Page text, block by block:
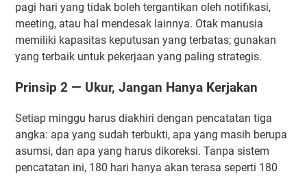
3. Satu Outreach Jaringan per Hari
4. Review Metrik Setiap Pagi
5. Tidur Cukup dan Bergerak
Mengatasinya)
Co-Founder atau Anggota Tim Kunci Mengundurkan Diri
Produk Tidak Mendapatkan Traksi yang Diharapkan
Runway Habis Sebelum Deal Selesai
pagi hari yang tidak boleh tergantikan oleh notifikasi,
meeting, atau hal mendesak lainnya. Otak manusia
memiliki kapasitas keputusan yang terbatas; gunakan
yang terbaik untuk pekerjaan yang paling strategis.
Prinsip 2 — Ukur, Jangan Hanya Kerjakan
Setiap minggu harus diakhiri dengan pencatatan tiga
angka: apa yang sudah terbukti, apa yang masih berupa
asumsi, dan apa yang harus dikoreksi. Tanpa sistem
pencatatan ini, 180 hari hanya akan terasa seperti 180